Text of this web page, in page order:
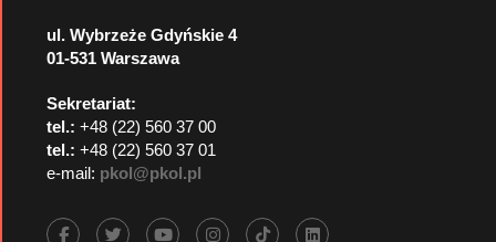
ul. Wybrzeże Gdyńskie 4
01-531 Warszawa
Sekretariat:
tel.: +48 (22) 560 37 00
tel.: +48 (22) 560 37 01
e-mail: pkol@pkol.pl